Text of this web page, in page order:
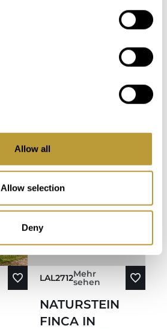
Allow all
Allow selection
Deny
Immobilie
LAL2712Mehr
sehen
NATURSTEIN
FINCA IN